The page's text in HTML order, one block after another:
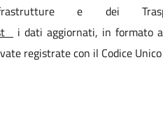
e dei
i dati aggiornati, in formato
registrate con il Codice